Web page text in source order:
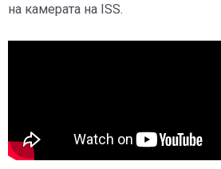
на камерата на ISS.